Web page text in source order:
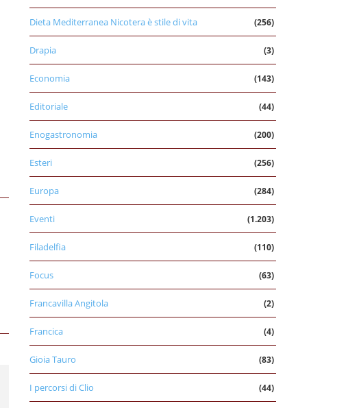
Dieta Mediterranea Nicotera è stile di vita (256)
Drapia (3)
Economia (143)
Editoriale (44)
Enogastronomia (200)
Esteri (256)
Europa (284)
Eventi (1.203)
Filadelfia (110)
Focus (63)
Francavilla Angitola (2)
Francica (4)
Gioia Tauro (83)
I percorsi di Clio (44)